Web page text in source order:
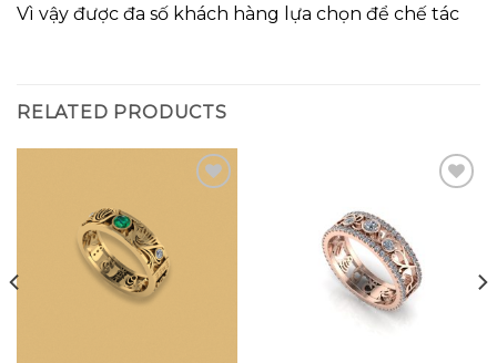
Vì vậy được đa số khách hàng lựa chọn để chế tác
RELATED PRODUCTS